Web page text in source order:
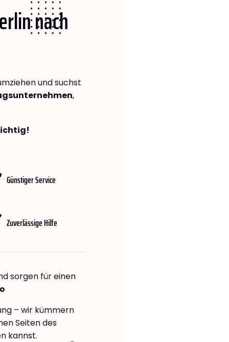
nach
und suchst
,
Günstiger Service
Zuverlässige Hilfe
sorgen für einen
– wir kümmern
Seiten des
kannst.